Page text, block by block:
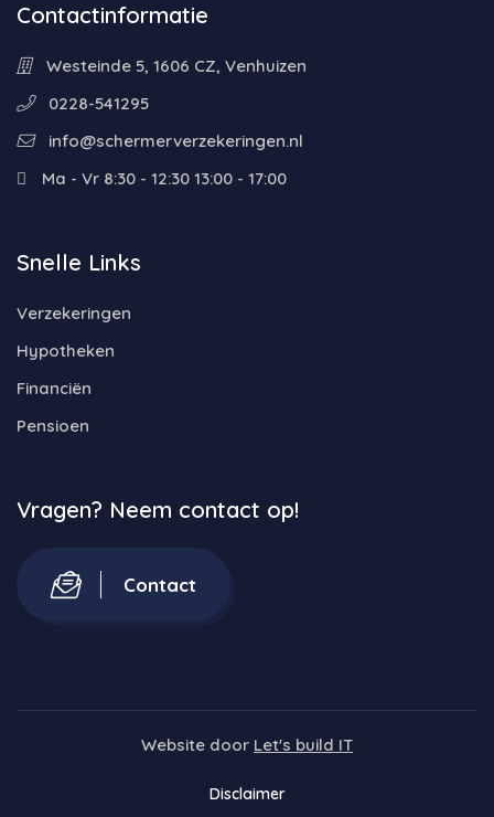
Contactinformatie
Westeinde 5, 1606 CZ, Venhuizen
0228-541295
info@schermerverzekeringen.nl
Ma - Vr 8:30 - 12:30 13:00 - 17:00
Snelle Links
Verzekeringen
Hypotheken
Financiën
Pensioen
Vragen? Neem contact op!
Contact
Website door Let's build IT
Disclaimer